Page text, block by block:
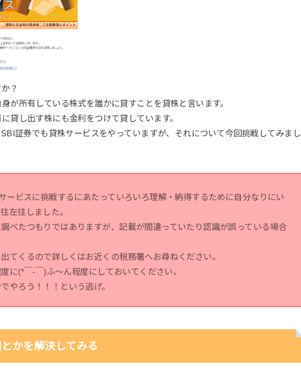
？
が所有している株式を誰かに貸すことを貸株と言います。
貸し出す株にも金利をつけて貸しています。
証券でも貸株サービスをやっていますが、それについて今回挑戦してみまし
ービスに挑戦するにあたっていろいろ理解・納得するために自分なりにい
左往しました。
べたつもりではありますが、記載が間違っていたり認識が誤っている場合
てくるので詳しくはお近くの税務署へお尋ねください。
に(*￣-￣)ふ～ん程度にしておいてください。
やろう！！！という逃げ。
かを解決してみる